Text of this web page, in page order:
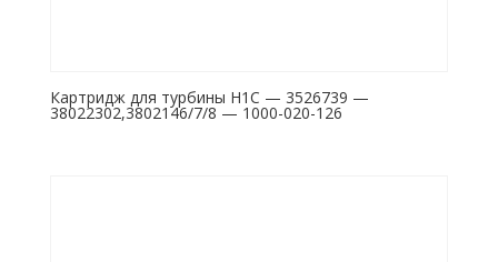
Картридж для турбины H1C — 3526739 —
38022302,3802146/7/8 — 1000-020-126